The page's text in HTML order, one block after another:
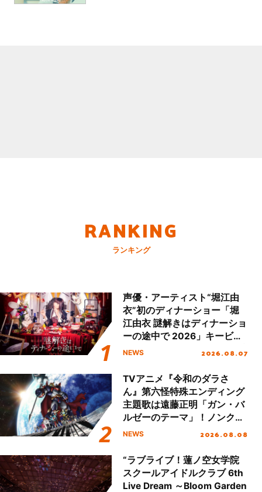
RANKING
ランキング
声優・アーティスト“堀江由
衣”初のディナーショー「堀
江由衣 謎解きはディナーショ
ーの途中で 2026」キービジ
ュアル＆グッズラインナップ
NEWS 2026.08.07
TVアニメ『令和のダラさ
ん』第六怪特殊エンディング
主題歌は遠藤正明「ガン・バ
ルゼーのテーマ」！ノンクレ
ジットエンディング映像も公
NEWS 2026.08.08
“ラブライブ！蓮ノ空女学院
スクールアイドルクラブ 6th
Live Dream ～Bloom Garden